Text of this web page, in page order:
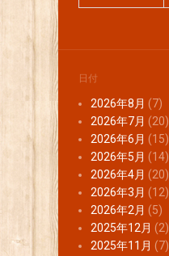
日付
2026年8月 (7)
2026年7月 (20)
2026年6月 (15)
2026年5月 (14)
2026年4月 (20)
2026年3月 (12)
2026年2月 (5)
2025年12月 (2)
2025年11月 (7)